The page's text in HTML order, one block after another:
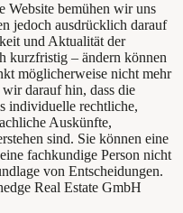
Website bemühen wir uns
jedoch ausdrücklich darauf
und Aktualität der
kurzfristig – ändern können
möglicherweise nicht mehr
darauf hin, dass die
individuelle rechtliche,
Auskünfte,
sind. Sie können eine
fachkundige Person nicht
von Entscheidungen.
Real Estate GmbH